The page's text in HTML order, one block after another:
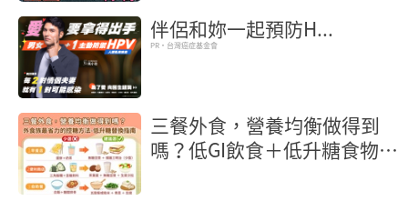
伴侶和妳一起預防H...
PR・台灣癌症基金會
三餐外食，營養均衡做得到
嗎？低GI飲食＋低升糖食物，